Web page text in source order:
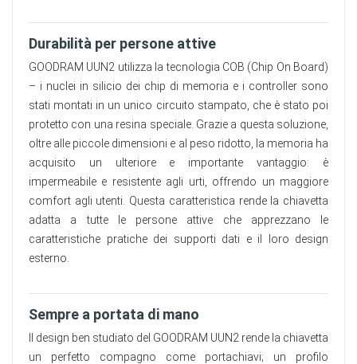
Durabilità per persone attive
GOODRAM UUN2 utilizza la tecnologia COB (Chip On Board)
– i nuclei in silicio dei chip di memoria e i controller sono
stati montati in un unico circuito stampato, che è stato poi
protetto con una resina speciale. Grazie a questa soluzione,
oltre alle piccole dimensioni e al peso ridotto, la memoria ha
acquisito un ulteriore e importante vantaggio: è
impermeabile e resistente agli urti, offrendo un maggiore
comfort agli utenti. Questa caratteristica rende la chiavetta
adatta a tutte le persone attive che apprezzano le
caratteristiche pratiche dei supporti dati e il loro design
esterno.
Sempre a portata di mano
Il design ben studiato del GOODRAM UUN2 rende la chiavetta
un perfetto compagno come portachiavi; un profilo